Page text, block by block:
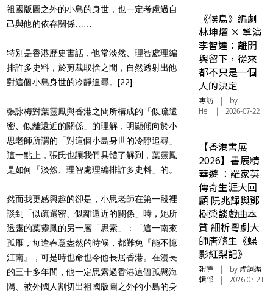
祖國版圖之外的小島的身世，也一定考慮過自
己與他的依存關係……
特別是香港歷史書話，他常淡然、理智處理編
排許多史料，於剪裁取捨之間，自然透射出他
對這個小島身世的冷靜追尋。[22]
張詠梅對葉靈鳳與香港之間所構成的「似疏還
密、似離還近的關係」的理解，明顯傾向於小
思老師所謂的「對這個小島身世的冷靜追尋」
這一點上，張氏也讓我們具體了解到，葉靈鳳
是如何「淡然、理智處理編排許多史料」的。
然而我更感興趣的卻是，小思老師在第一段裡
談到「似疏還密、似離還近的關係」時，她所
透露的葉靈鳳的另一層「思索」：「這一南來
孤雁，每逢春意盎然的時候，都難免『能不憶
江南』，可是時也命也令他長居香港。在漫長
的三十多年間，他一定思索過香港這個孤懸海
隅、被外國人割切出祖國版圖之外的小島的身
《候鳥》編劇
林坤燿 × 導演
李智達：離開
與留下，從來
都不只是一個
人的決定
專訪 | by
Hei | 2026-07-22
【香港書展
2026】書展精
華遊 ：羅家英
傳奇生涯大回
顧 阮兆輝與鄧
樹榮談戲曲本
質 細析粵劇大
師唐滌生《蝶
影紅梨記》
報導 | by 虛詞編
輯部 | 2026-07-21